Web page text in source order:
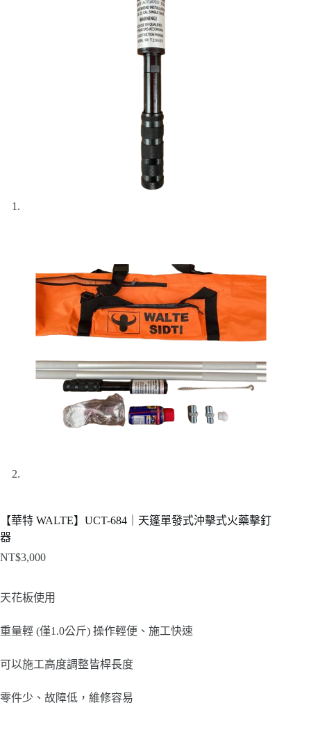
【華特 WALTE】UCT-684｜天篷單發式沖擊式火藥擊釘
器
NT$3,000
天花板使用
重量輕 (僅1.0公斤) 操作輕便、施工快速
可以施工高度調整皆桿長度
零件少、故障低，維修容易